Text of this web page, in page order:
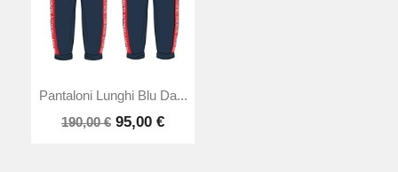
Pantaloni Lunghi Blu Da...
190,00 € 95,00 €